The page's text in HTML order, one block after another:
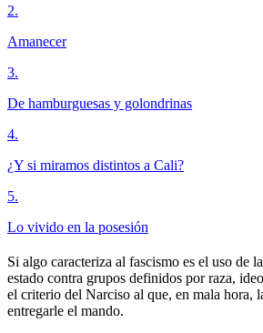
2.
Amanecer
3.
De hamburguesas y golondrinas
4.
¿Y si miramos distintos a Cali?
5.
Lo vivido en la posesión
Si algo caracteriza al fascismo es el uso de
estado contra grupos definidos por raza,
el criterio del Narciso al que, en mala hora,
entregarle el mando.